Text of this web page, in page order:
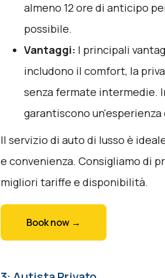
almeno 12 ore di anticipo
possibile.
Vantaggi: I principali
includono il comfort, la
senza fermate intermedie.
garantiscono
Il servizio di auto di lusso è
e convenienza. Consigliamo di
migliori tariffe e disponibilità.
Book now →